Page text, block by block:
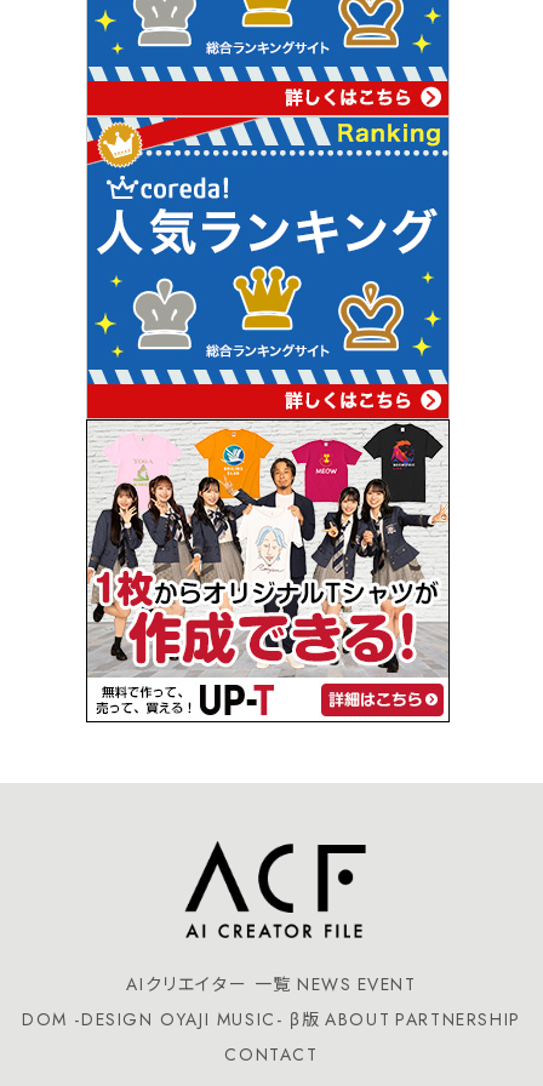
AIクリエイター 一覧 NEWS EVENT
DOM -DESIGN OYAJI MUSIC- β版 ABOUT PARTNERSHIP
CONTACT